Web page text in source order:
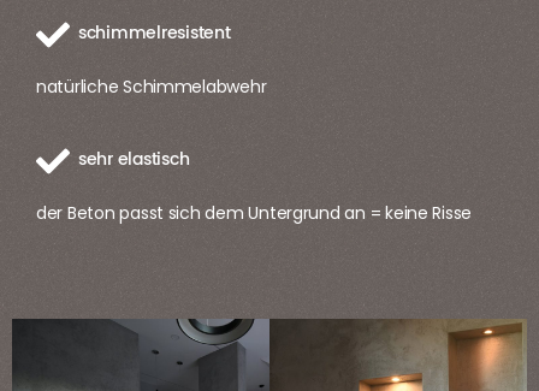
schimmelresistent
natürliche Schimmelabwehr
sehr elastisch
der Beton passt sich dem Untergrund an = keine Risse